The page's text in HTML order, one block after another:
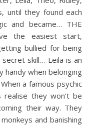
until they found each
and became… THE
the easiest start,
bullied for being
skill… Leila is an
handy when belonging
a famous psychic
they won’t be
their way. They
and banishing